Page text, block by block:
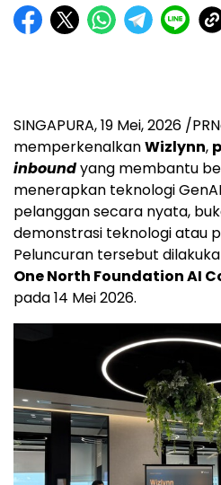
SINGAPURA,19 Mei, 2026 /
memperkenalkanWizlynn,
inboundyang membantu
menerapkan teknologi
pelanggan secara nyata,
demonstrasi teknologi atau
Peluncuran tersebut
One North Foundation AI
pada 14 Mei 2026.